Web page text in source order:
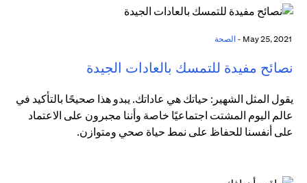
الصحة
نصائح مفيدة للتمسك بالعادات الجيدة
يقول المثل الشهير: حياتك هي عاداتك. يبدو هذا صحيحًا بالتأكيد في
عالم اليوم المشتت اجتماعيًا خاصة وأننا مجبرون على الاعتماد
على أنفسنا للحفاظ على نمط حياة صحي ومتوازن.